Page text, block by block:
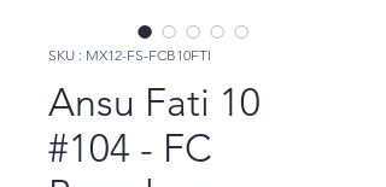
SKU : MX12-FS-FCB10FTI
Ansu Fati 10
#104 - FC